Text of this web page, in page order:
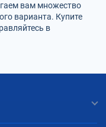
вам множество
варианта. Купите
в